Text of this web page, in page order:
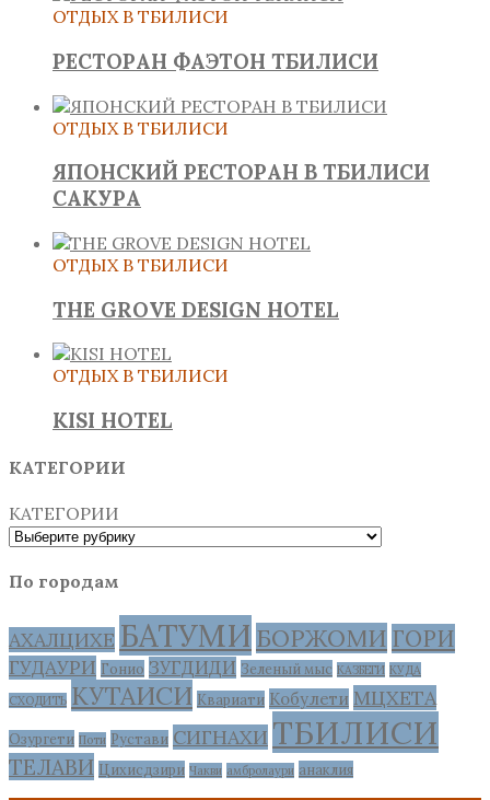
ОТДЫХ В ТБИЛИСИ
РЕСТОРАН ФАЭТОН ТБИЛИСИ
ОТДЫХ В ТБИЛИСИ
ЯПОНСКИЙ РЕСТОРАН В ТБИЛИСИ
САКУРА
ОТДЫХ В ТБИЛИСИ
THE GROVE DESIGN HOTEL
ОТДЫХ В ТБИЛИСИ
KISI HOTEL
КАТЕГОРИИ
КАТЕГОРИИ
По городам
АХАЛЦИХЕ БАТУМИ БОРЖОМИ ГОРИ
ГУДАУРИ Гонио ЗУГДИДИ Зеленый мыс КАЗБЕГИ КУДА
СХОДИТЬ КУТАИСИ Квариати Кобулети МЦХЕТА
Озургети Поти Рустави СИГНАХИ ТБИЛИСИ
ТЕЛАВИ Цихисдзири Чакви амбролаури анаклия